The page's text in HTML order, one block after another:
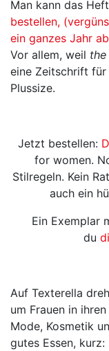
Man kann das
bestellen,
ein ganzes Jahr
Vor allem, weil
eine Zeitschrift
Plussize.
Jetzt bestellen:
for women.
Stilregeln. Kein
auch ein
Ein Exemplar
du
Auf Texterella
um Frauen in
Mode, Kosmetik
gutes Essen,